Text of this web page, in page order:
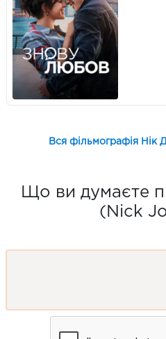
Вся фільмографія
Що ви думаєте
(Nick